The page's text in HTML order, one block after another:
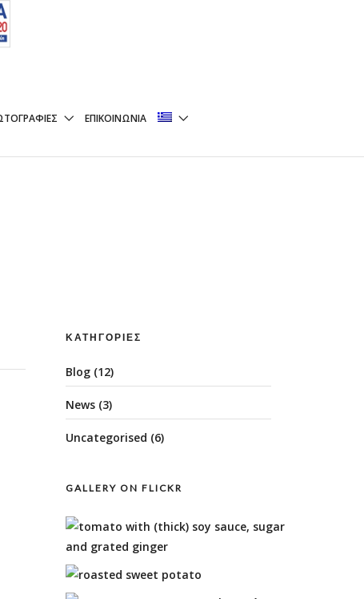
ΕΠΙΚΟΙΝΩΝΊΑ
ΚΑΤΗΓΟΡΊΕΣ
Blog (12)
News (3)
Uncategorised (6)
GALLERY ON FLICKR